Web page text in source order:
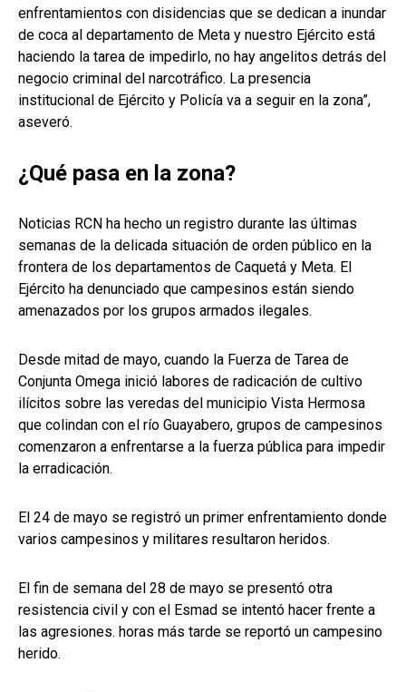
enfrentamientos con disidencias que se dedican a inundar
de coca al departamento de Meta y nuestro Ejército está
haciendo la tarea de impedirlo, no hay angelitos detrás del
negocio criminal del narcotráfico. La presencia
institucional de Ejército y Policía va a seguir en la zona”,
aseveró.
¿Qué pasa en la zona?
Noticias RCN ha hecho un registro durante las últimas
semanas de la delicada situación de orden público en la
frontera de los departamentos de Caquetá y Meta. El
Ejército ha denunciado que campesinos están siendo
amenazados por los grupos armados ilegales.
Desde mitad de mayo, cuando la Fuerza de Tarea de
Conjunta Omega inició labores de radicación de cultivo
ilícitos sobre las veredas del municipio Vista Hermosa
que colindan con el río Guayabero, grupos de campesinos
comenzaron a enfrentarse a la fuerza pública para impedir
la erradicación.
El 24 de mayo se registró un primer enfrentamiento donde
varios campesinos y militares resultaron heridos.
El fin de semana del 28 de mayo se presentó otra
resistencia civil y con el Esmad se intentó hacer frente a
las agresiones. horas más tarde se reportó un campesino
herido.